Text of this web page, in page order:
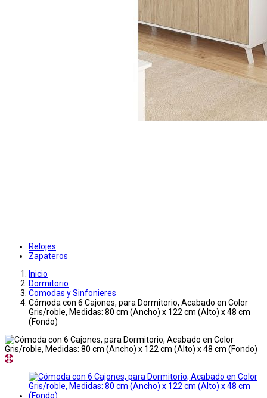
Relojes
Zapateros
Inicio
Dormitorio
Comodas y Sinfonieres
Cómoda con 6 Cajones, para Dormitorio, Acabado en Color
Gris/roble, Medidas: 80 cm (Ancho) x 122 cm (Alto) x 48 cm
(Fondo)